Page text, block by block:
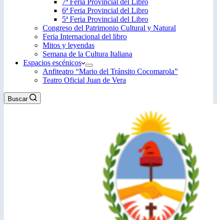
7ª Feria Provincial del Libro
6ª Feria Provincial del Libro
5ª Feria Provincial del Libro
Congreso del Patrimonio Cultural y Natural
Feria Internacional del libro
Mitos y leyendas
Semana de la Cultura Italiana
Espacios escénicos
Anfiteatro “Mario del Tránsito Cocomarola”
Teatro Oficial Juan de Vera
Buscar